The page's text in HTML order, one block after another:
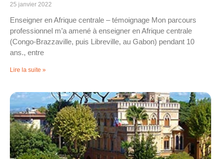
25 janvier 2022
Enseigner en Afrique centrale – témoignage Mon parcours
professionnel m’a amené à enseigner en Afrique centrale
(Congo-Brazzaville, puis Libreville, au Gabon) pendant 10
ans., entre
Lire la suite »